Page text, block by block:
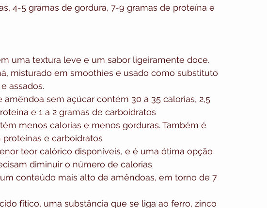
4-5 gramas de gordura, 7-9 gramas de proteína e
uma textura leve e um sabor ligeiramente doce.
misturado em smoothies e usado como substituto
assados.
amêndoa sem açúcar contém 30 a 35 calorias, 2,5
e 1 a 2 gramas de carboidratos
menos calorias e menos gorduras. Também é
e carboidratos
teor calórico disponíveis, e é uma ótima opção
diminuir o número de calorias
conteúdo mais alto de amêndoas, em torno de 7
fítico, uma substância que se liga ao ferro, zinco